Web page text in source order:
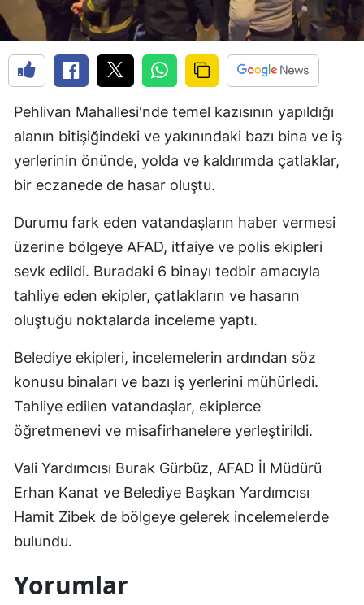
Pehlivan Mahallesi'nde temel kazısının yapıldığı
alanın bitişiğindeki ve yakınındaki bazı bina ve iş
yerlerinin önünde, yolda ve kaldırımda çatlaklar,
bir eczanede de hasar oluştu.
Durumu fark eden vatandaşların haber vermesi
üzerine bölgeye AFAD, itfaiye ve polis ekipleri
sevk edildi. Buradaki 6 binayı tedbir amacıyla
tahliye eden ekipler, çatlakların ve hasarın
oluştuğu noktalarda inceleme yaptı.
Belediye ekipleri, incelemelerin ardından söz
konusu binaları ve bazı iş yerlerini mühürledi.
Tahliye edilen vatandaşlar, ekiplerce
öğretmenevi ve misafirhanelere yerleştirildi.
Vali Yardımcısı Burak Gürbüz, AFAD İl Müdürü
Erhan Kanat ve Belediye Başkan Yardımcısı
Hamit Zibek de bölgeye gelerek incelemelerde
bulundu.
Yorumlar